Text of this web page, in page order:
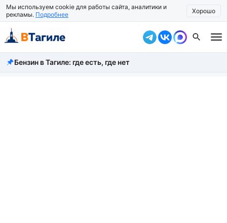
Мы используем cookie для работы сайта, аналитики и
рекламы. Подробнее Хорошо
Все новости
Бензин в Тагиле: где есть, где нет